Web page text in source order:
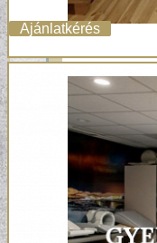
Ajánlatkérés